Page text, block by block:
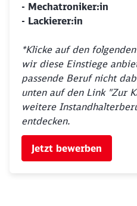
- Mechatroniker:in
- Lackierer:in
*Klicke auf den
wir diese Einstiege
passende Beruf nicht
unten auf den Link "Zur
weitere
entdecken.
Jetzt bewerben